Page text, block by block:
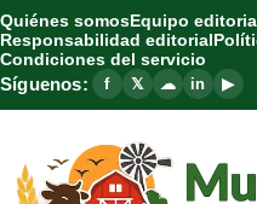
Quiénes somosEquipo
Responsabilidad editorial
Condiciones del servicio
Síguenos: f 𝕏 ☁ in ▶